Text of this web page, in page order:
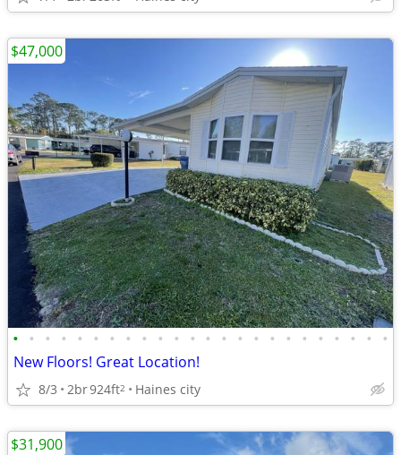
• • • • • • • • • • • • • • • • • • • • • • • •
New Floors! Great Location!
8/3 2br924ft2 Haines city
$47,000
$31,900